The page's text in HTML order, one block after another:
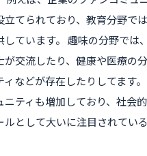
立てられており、教育分野で
しています。 趣味の分野では
が交流したり、健康や医療の
などが存在したりしてます
ニティも増加しており、社会
ルとして大いに注目されてい